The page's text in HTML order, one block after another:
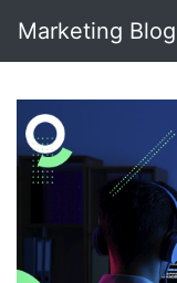
Marketing Blog